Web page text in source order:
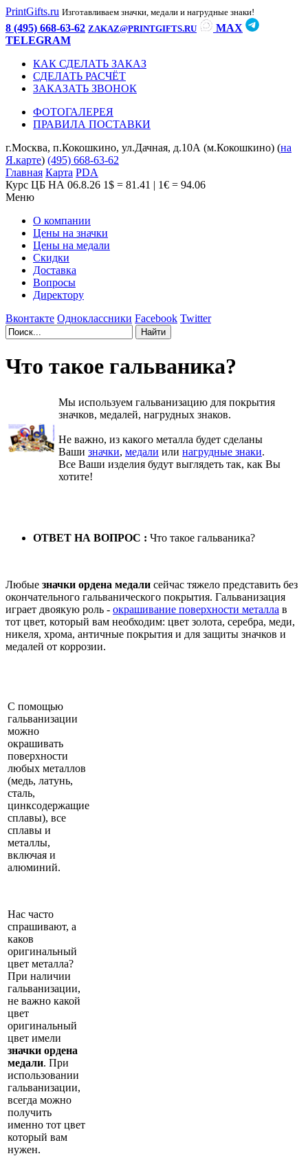
PrintGifts.ru Изготавливаем значки, медали и нагрудные знаки!
8 (495) 668-63-62 ZAKAZ@PRINTGIFTS.RU
MAX
TELEGRAM
КАК СДЕЛАТЬ ЗАКАЗ
СДЕЛАТЬ РАСЧЁТ
ЗАКАЗАТЬ ЗВОНОК
ФОТОГАЛЕРЕЯ
ПРАВИЛА ПОСТАВКИ
г.Москва, п.Кокошкино, ул.Дачная, д.10А (м.Кокошкино) (на
Я.карте) (495) 668-63-62
Главная Карта PDA
Курс ЦБ НА 06.8.26 1$ = 81.41 | 1€ = 94.06
Меню
О компании
Цены на значки
Цены на медали
Скидки
Доставка
Вопросы
Директору
Вконтакте Одноклассники Facebook Twitter
Что такое гальваника?
Мы используем гальванизацию для покрытия
значков, медалей, нагрудных знаков.
Не важно, из какого металла будет сделаны
Ваши значки, медали или нагрудные знаки.
Все Ваши изделия будут выглядеть так, как Вы
хотите!
ОТВЕТ НА ВОПРОС : Что такое гальваника?
Любые значки ордена медали сейчас тяжело представить без
окончательного гальванического покрытия. Гальванизация
играет двоякую роль - окрашивание поверхности металла в
тот цвет, который вам необходим: цвет золота, серебра, меди,
никеля, хрома, античные покрытия и для защиты значков и
медалей от коррозии.
С помощью
гальванизации
можно
окрашивать
поверхности
любых металлов
(медь, латунь,
сталь,
цинксодержащие
сплавы), все
сплавы и
металлы,
включая и
алюминий.
Нас часто
спрашивают, а
каков
оригинальный
цвет металла?
При наличии
гальванизации,
не важно какой
цвет
оригинальный
цвет имели
значки ордена
медали. При
использовании
гальванизации,
всегда можно
получить
именно тот цвет
который вам
нужен.